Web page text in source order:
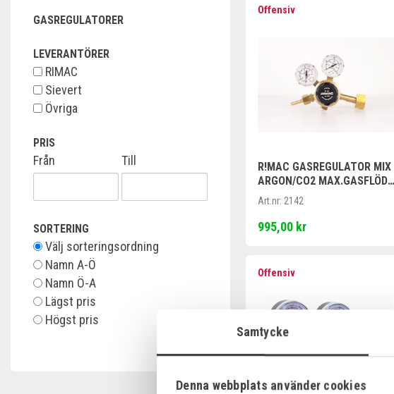
Samtycke
Denna webbplats använder cookies
GASREGULATORER
LEVERANTÖRER
RIMAC
Sievert
Övriga
PRIS
Från Till
SORTERING
Välj sorteringsordning
Namn A-Ö
Namn Ö-A
Lägst pris
Högst pris
Offensiv
R!MAC GASREGULATOR MIX
ARGON/CO2 MAX.GASFLÖDE
35L/MIN
Art.nr: 2142
995,00 kr
Offensiv